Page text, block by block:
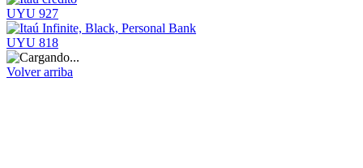
UYU 927
UYU 818
Volver arriba